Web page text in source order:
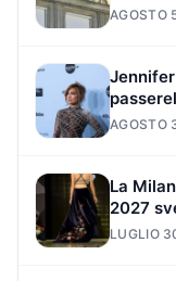
AGOSTO
AGOSTO
La
2027
LUGLIO